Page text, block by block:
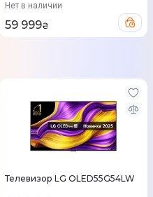
Нет в наличии
59 999₴
Телевизор LG OLED55G54LW